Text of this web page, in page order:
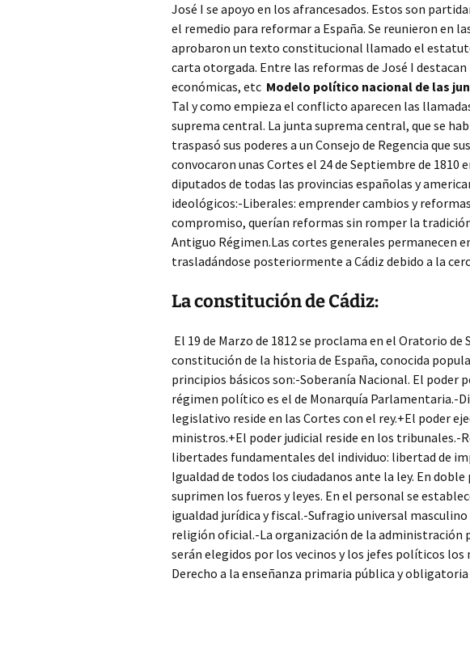
José I se apoyo en los afrancesados. Estos son
el remedio para reformar a España. Se reunieron en
aprobaron un texto constitucional llamado el
carta otorgada. Entre las reformas de José I
económicas, etc Modelo político nacional de las
Tal y como empieza el conflicto aparecen las
suprema central­. La junta suprema central, que se
traspasó sus poderes a un Consejo de Regencia que
convocaron unas Cortes el 24 de Septiembre de 1810
diputados de todas las provincias españolas y
ideológicos:-Liberales: emprender cambios y
compromiso, querían reformas sin romper la
Antiguo Régimen.Las cortes generales permanecen
trasladándose posteriormente a Cádiz debido a la
La constitución de Cádiz:
El 19 de Marzo de 1812 se proclama en el Oratorio de
constitución de la historia de España, conocida
principios básicos son:-Soberanía Nacional. El poder
régimen político es el de Monarquía Parlamentaria.-
legislativo reside en las Cortes con el rey.+El poder
ministros.+El poder judicial reside en los tribunales.-
libertades fundamentales del individuo: libertad de
Igualdad de todos los ciudadanos ante la ley. En
suprimen los fueros y leyes. En el personal se
igualdad jurídica y fiscal.-Sufragio universal
religión oficial.-La organización de la administración
serán elegidos por los vecinos y los jefes políticos
Derecho a la enseñanza primaria pública y obligatoria